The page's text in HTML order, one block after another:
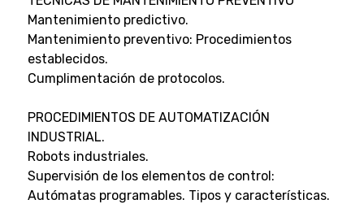
Mantenimiento predictivo.
Mantenimiento preventivo: Procedimientos
establecidos.
Cumplimentación de protocolos.
PROCEDIMIENTOS DE AUTOMATIZACIÓN
INDUSTRIAL.
Robots industriales.
Supervisión de los elementos de control:
Autómatas programables. Tipos y características.